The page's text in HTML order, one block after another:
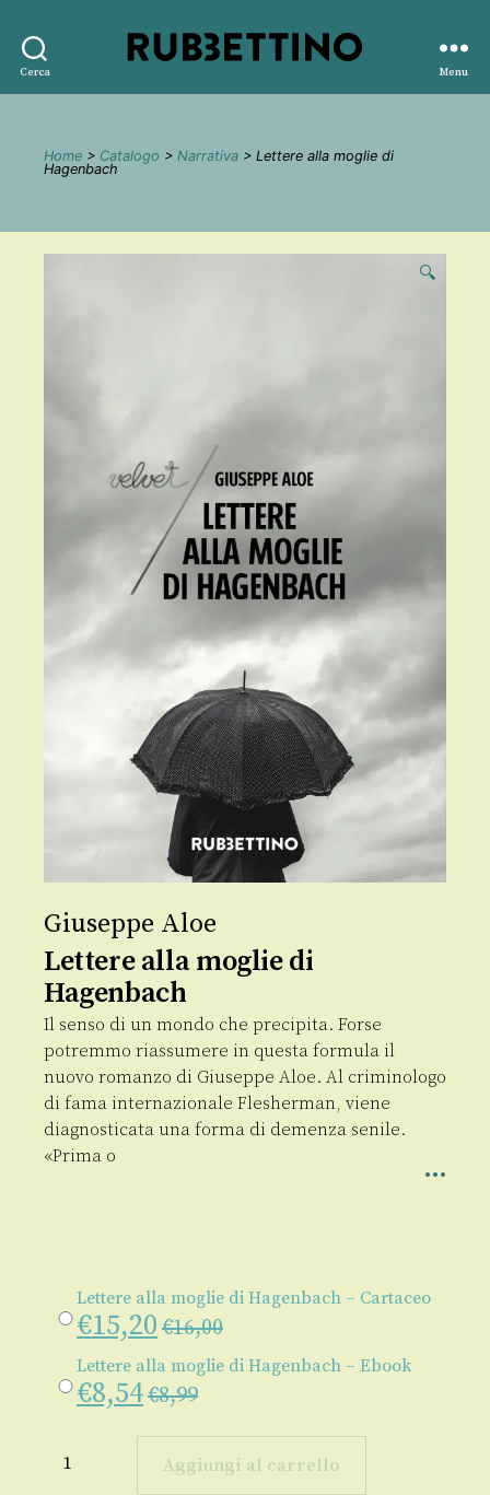
Cerca
editore
Menu
Home > Catalogo > Narrativa > Lettere alla moglie di
Hagenbach
🔍
Giuseppe Aloe
Lettere alla moglie di
Hagenbach
Il senso di un mondo che precipita. Forse
potremmo riassumere in questa formula il
nuovo romanzo di Giuseppe Aloe. Al criminologo
di fama internazionale Flesherman, viene
diagnosticata una forma di demenza senile.
«Prima o
Lettere alla moglie di Hagenbach – Cartaceo
€15,20 €16,00
Lettere alla moglie di Hagenbach – Ebook
€8,54€8,99
alla
Aggiungi al carrello